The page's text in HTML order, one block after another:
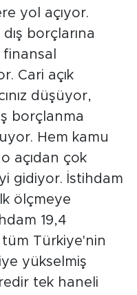
yol açıyor.
borçlarına
Cari açık
düşüyor,
borçlanma
Hem kamu
açıdan çok
gidiyor. İstihdam
ölçmeye
19,4
Türkiye'nin
yükselmiş
tek haneli